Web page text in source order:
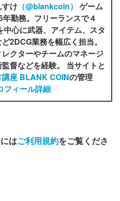
け （‎@blankcoin） ゲーム
勤務。フリーランスで４
中心に武器、アイテム、スタ
2DCG業務を幅広く担当。
クターやチームのマネージ
督などを経験。 当サイトと
座 BLANK COINの管理
フィール詳細
はご利用規約をご覧くださ